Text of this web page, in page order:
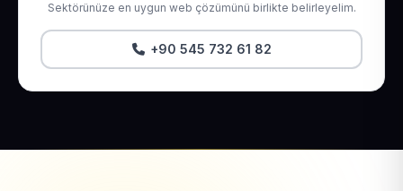
Sektörünüze en uygun web çözümünü birlikte belirleyelim.
+90 545 732 61 82